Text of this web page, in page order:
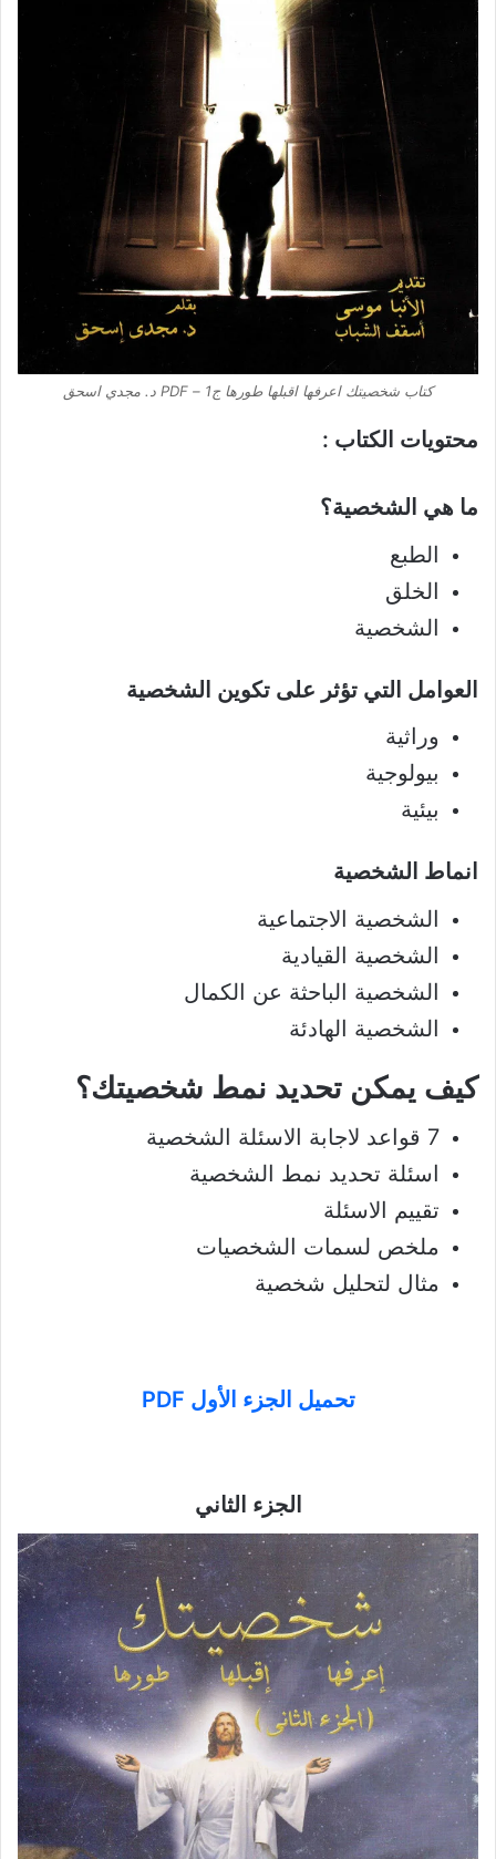
كتاب شخصيتك اعرفها اقبلها طورها ج1 – PDF د. مجدي اسحق
محتويات الكتاب :
ما هي الشخصية؟
الطبع
الخلق
الشخصية
العوامل التي تؤثر على تكوين الشخصية
وراثية
بيولوجية
بيئية
انماط الشخصية
الشخصية الاجتماعية
الشخصية القيادية
الشخصية الباحثة عن الكمال
الشخصية الهادئة
كيف يمكن تحديد نمط شخصيتك؟
7 قواعد لاجابة الاسئلة الشخصية
اسئلة تحديد نمط الشخصية
تقييم الاسئلة
ملخص لسمات الشخصيات
مثال لتحليل شخصية
تحميل الجزء الأول PDF
الجزء الثاني